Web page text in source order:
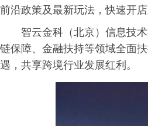
前沿政策及最新玩法，快速开店
智云金科（北京）信息技
链保障、金融扶持等领域全面
遇，共享跨境行业发展红利。